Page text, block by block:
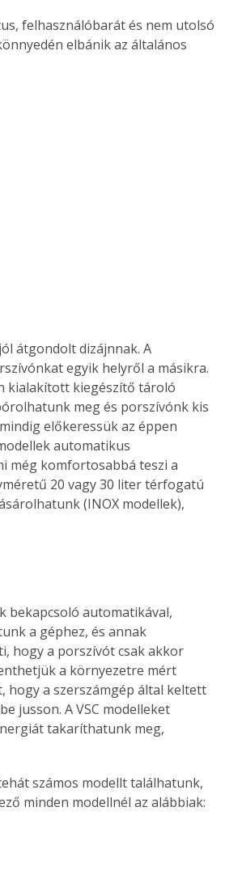
felhasználóbarát és nem utolsó
elbánik az általános
átgondolt dizájnnak. A
egyik helyről a másikra.
kialakított kiegészítő tároló
meg és porszívónk kis
előkeressük az éppen
automatikus
még komfortosabbá teszi a
20 vagy 30 liter térfogatú
(INOX modellek),
bekapcsoló automatikával,
a géphez, és annak
hogy a porszívót csak akkor
a környezetre mért
hogy a szerszámgép által keltett
jusson. A VSC modelleket
takaríthatunk meg,
számos modellt találhatunk,
minden modellnél az alábbiak: